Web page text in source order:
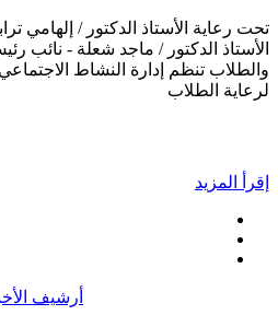
تحت رعاية الأستاذ الدكتور / إلهامي
الأستاذ الدكتور / ماجد شعلة - نائب
والطلاب تنظم إدارة النشاط الاجتماعي
لرعاية الطلاب
إقرأ المزيد
أرشيف